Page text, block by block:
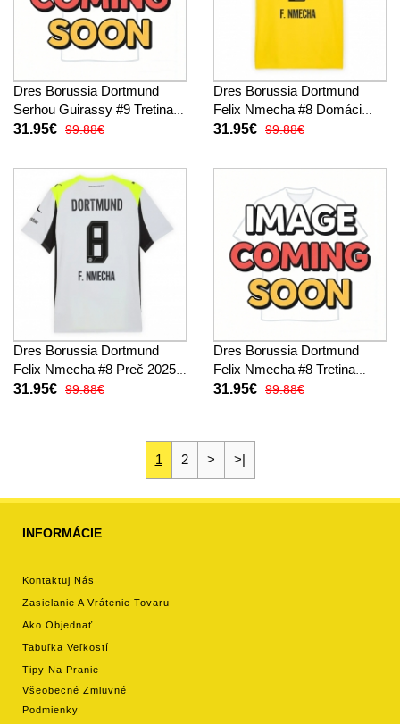
Dres Borussia Dortmund
Serhou Guirassy #9 Tretina
2025-26 Krátky Rukáv
31.95€ 99.88€
Dres Borussia Dortmund
Felix Nmecha #8 Domáci
2025-26 Krátky Rukáv
31.95€ 99.88€
Dres Borussia Dortmund
Felix Nmecha #8 Preč 2025-
26 Krátky Rukáv
31.95€ 99.88€
Dres Borussia Dortmund
Felix Nmecha #8 Tretina
2025-26 Krátky Rukáv
31.95€ 99.88€
1 2 > >|
INFORMÁCIE
Kontaktuj Nás
Zasielanie A Vrátenie Tovaru
Ako Objednať
Tabuľka Veľkostí
Tipy Na Pranie
Všeobecné Zmluvné
Podmienky